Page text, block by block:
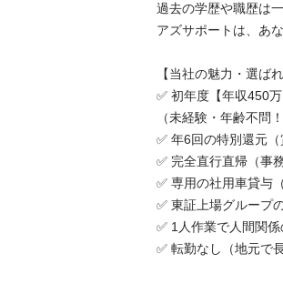
過去の学歴や職歴は
アズサポートは、あ
【当社の魅力・選ば
✅ 初年度【年収450
（未経験・年齢不問
✅ 年6回の特別還元（
✅ 完全直行直帰（事
✅ 専用の社用車貸与
✅ 東証上場グループ
✅ 1人作業で人間関
✅ 転勤なし（地元で